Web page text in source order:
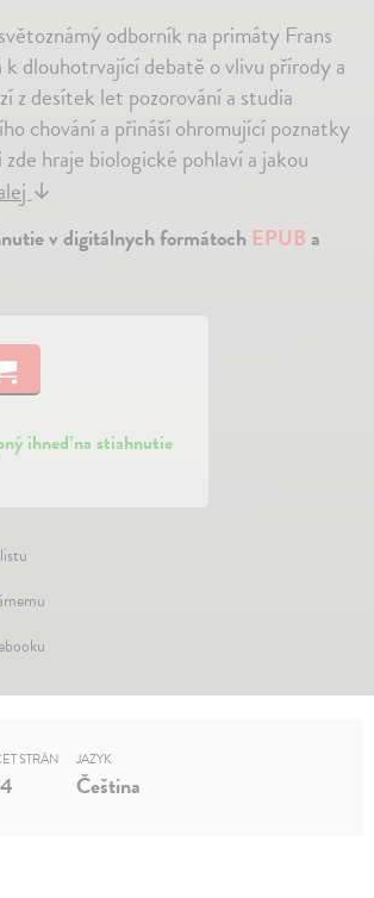
odborník na primáty Frans
k dlouhotrvající debatě o vlivu přírody a
z desítek let pozorování a studia
chování a přináší ohromující poznatky
hraje biologické pohlaví a jakou
↓
v digitálnych formátoch EPUB a
ihneď na stiahnutie
STRÁN JAZYK
Čeština